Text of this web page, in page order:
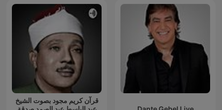
قرآن كريم مجود بصوت الشيخ